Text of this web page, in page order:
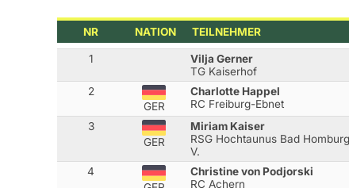
NR NATION TEILNEHMER
1
Vilja Gerner
TG Kaiserhof
2
GER
Charlotte Happel
RC Freiburg-Ebnet
3
GER
Miriam Kaiser
RSG Hochtaunus Bad
V.
4
Christine von Podjorski
RC Achern